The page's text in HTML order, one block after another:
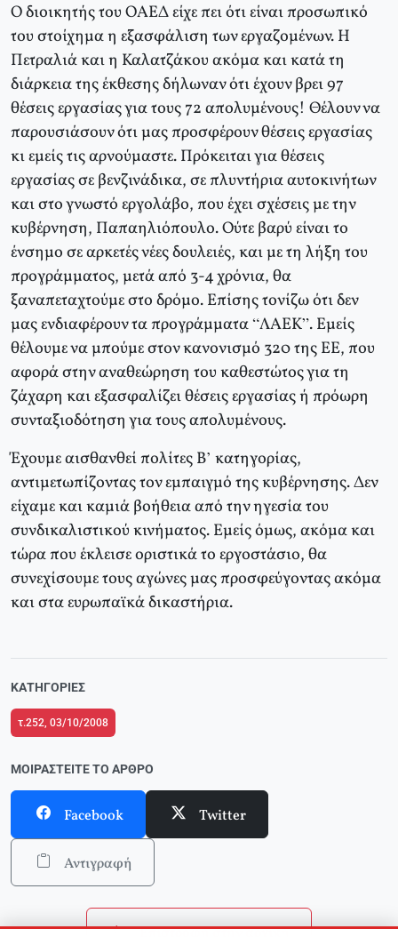
Ο διοικητής του ΟΑΕΔ είχε πει ότι είναι προσωπικό
του στοίχημα η εξασφάλιση των εργαζομένων. Η
Πετραλιά και η Καλατζάκου ακόμα και κατά τη
διάρκεια της έκθεσης δήλωναν ότι έχουν βρει 97
θέσεις εργασίας για τους 72 απολυμένους! Θέλουν να
παρουσιάσουν ότι μας προσφέρουν θέσεις εργασίας
κι εμείς τις αρνούμαστε. Πρόκειται για θέσεις
εργασίας σε βενζινάδικα, σε πλυντήρια αυτοκινήτων
και στο γνωστό εργολάβο, που έχει σχέσεις με την
κυβέρνηση, Παπαηλιόπουλο. Ούτε βαρύ είναι το
ένσημο σε αρκετές νέες δουλειές, και με τη λήξη του
προγράμματος, μετά από 3-4 χρόνια, θα
ξαναπεταχτούμε στο δρόμο. Επίσης τονίζω ότι δεν
μας ενδιαφέρουν τα προγράμματα “ΛΑΕΚ”. Εμείς
θέλουμε να μπούμε στον κανονισμό 320 της ΕΕ, που
αφορά στην αναθεώρηση του καθεστώτος για τη
ζάχαρη και εξασφαλίζει θέσεις εργασίας ή πρόωρη
συνταξιοδότηση για τους απολυμένους.
Έχουμε αισθανθεί πολίτες Β’ κατηγορίας,
αντιμετωπίζοντας τον εμπαιγμό της κυβέρνησης. Δεν
είχαμε και καμιά βοήθεια από την ηγεσία του
συνδικαλιστικού κινήματος. Εμείς όμως, ακόμα και
τώρα που έκλεισε οριστικά το εργοστάσιο, θα
συνεχίσουμε τους αγώνες μας προσφεύγοντας ακόμα
και στα ευρωπαϊκά δικαστήρια.
ΚΑΤΗΓΟΡΊΕΣ
τ.252, 03/10/2008
ΜΟΙΡΑΣΤΕΊΤΕ ΤΟ ΆΡΘΡΟ
Facebook Twitter
Αντιγραφή